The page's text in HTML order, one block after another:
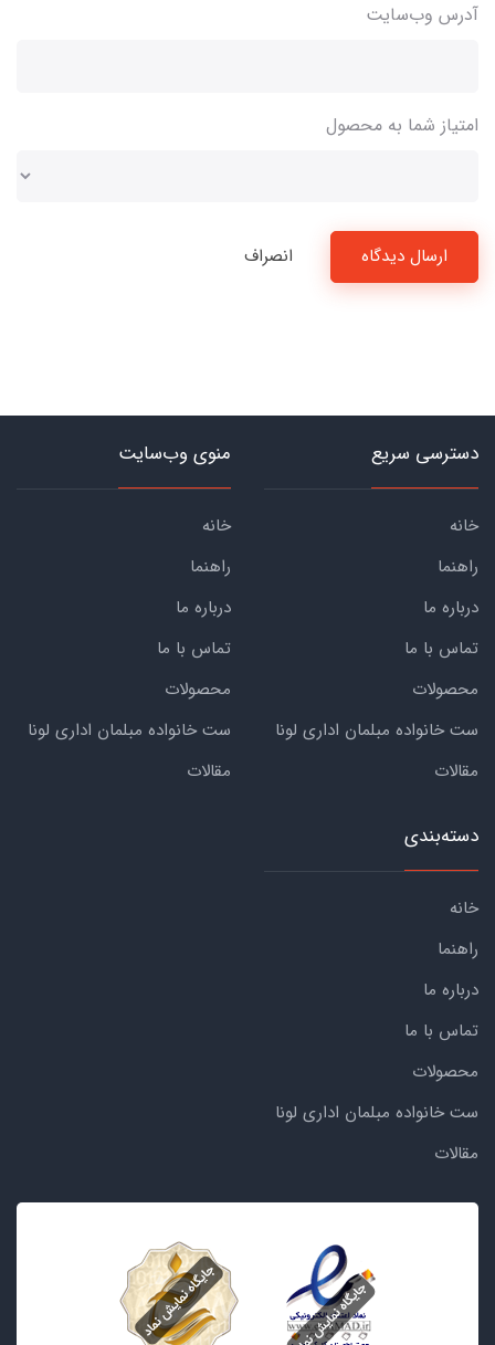
آدرس وب‌سایت
امتیاز شما به محصول
ارسال دیدگاه انصراف
دسترسی سریع
خانه
راهنما
درباره ما
تماس با ما
محصولات
ست خانواده مبلمان اداری لونا
مقالات
منوی وب‌سایت
خانه
راهنما
درباره ما
تماس با ما
محصولات
ست خانواده مبلمان اداری لونا
مقالات
دسته‌بندی
خانه
راهنما
درباره ما
تماس با ما
محصولات
ست خانواده مبلمان اداری لونا
مقالات